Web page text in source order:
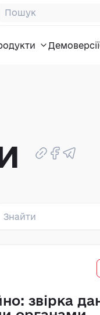
Демоверсії
звірка